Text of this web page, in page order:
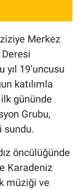
Merkez
Deresi
19’uncusu
katılımla
gününde
Grubu,
sundu.
öncülüğünde
Karadeniz
müziği ve